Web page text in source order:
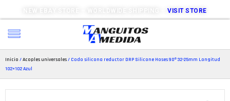
NEW EBAY STORE – WORLDWIDE SHIPPING –VISIT STORE
Inicio /Acoples universales/ Codo silicona reductor DRP Silicone Hoses 90º 32-25mm Longitud
102×102 Azul